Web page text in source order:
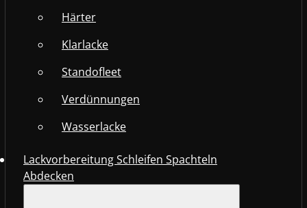
Härter
Klarlacke
Standofleet
Verdünnungen
Wasserlacke
Lackvorbereitung Schleifen Spachteln
Abdecken